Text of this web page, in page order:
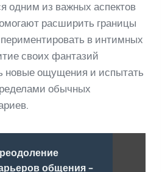
одним из важных аспектов
расширить границы
в интимных
своих фантазий
новые ощущения и испытать
обычных
общения -